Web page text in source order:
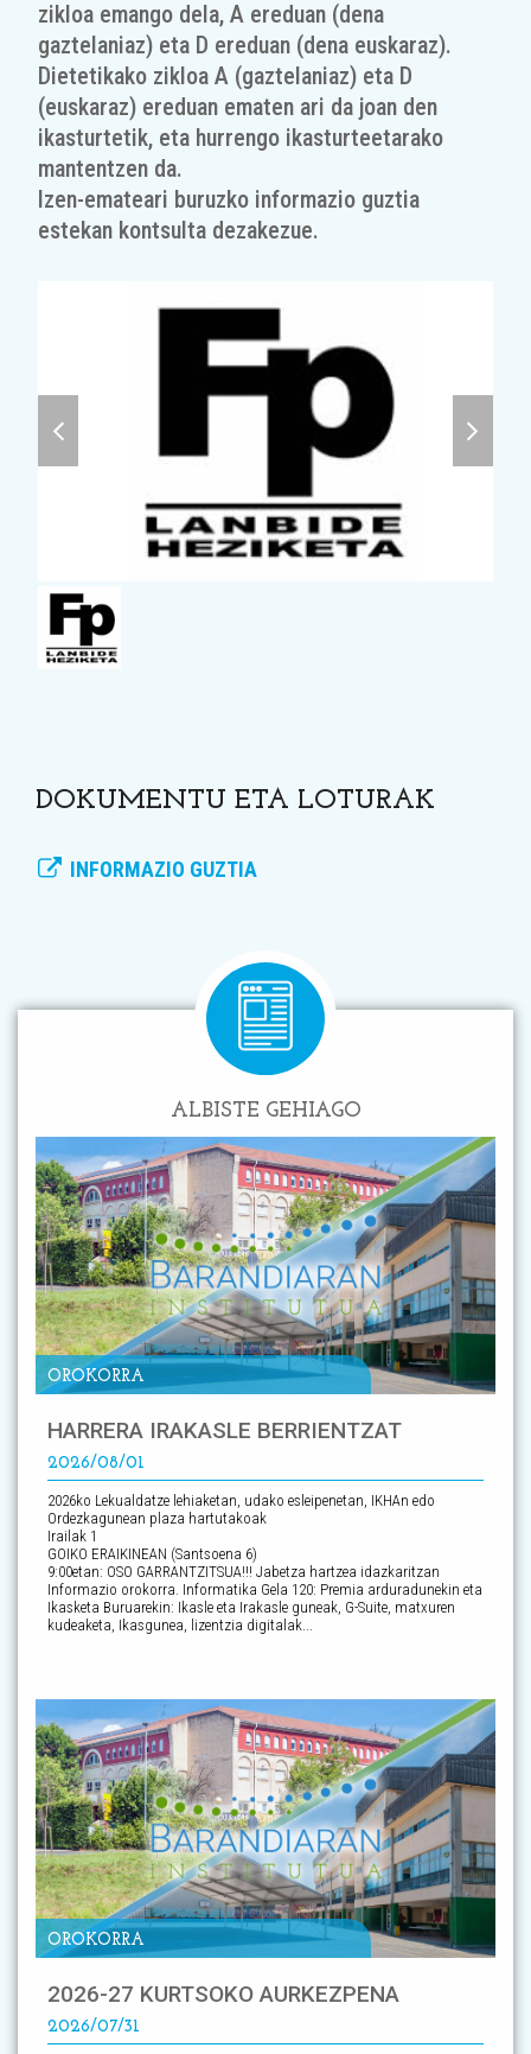
zikloa emango dela, A ereduan (dena
gaztelaniaz) eta D ereduan (dena euskaraz).
Dietetikako zikloa A (gaztelaniaz) eta D
(euskaraz) ereduan ematen ari da joan den
ikasturtetik, eta hurrengo ikasturteetarako
mantentzen da.
Izen-emateari buruzko informazio guztia
estekan kontsulta dezakezue.
slide
slide
DOKUMENTU ETA LOTURAK
INFORMAZIO GUZTIA
ALBISTE GEHIAGO
OROKORRA
HARRERA IRAKASLE BERRIENTZAT
2026/08/01
2026ko Lekualdatze lehiaketan, udako esleipenetan, IKHAn edo
Ordezkagunean plaza hartutakoak
Irailak 1
GOIKO ERAIKINEAN (Santsoena 6)
9:00etan: OSO GARRANTZITSUA!!! Jabetza hartzea idazkaritzan
Informazio orokorra. Informatika Gela 120: Premia arduradunekin eta
Ikasketa Buruarekin: Ikasle eta Irakasle guneak, G-Suite, matxuren
kudeaketa, Ikasgunea, lizentzia digitalak...
OROKORRA
2026-27 KURTSOKO AURKEZPENA
2026/07/31